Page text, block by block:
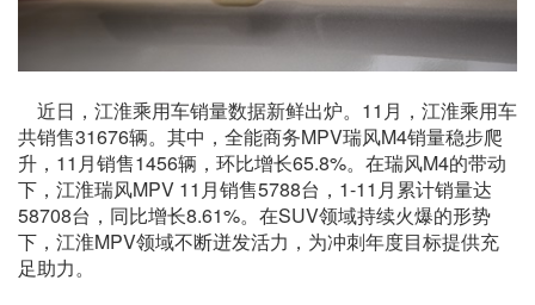
近日，江淮乘用车销量数据新鲜出炉。11月，江淮乘用车
共销售31676辆。其中，全能商务MPV瑞风M4销量稳步爬
升，11月销售1456辆，环比增长65.8%。在瑞风M4的带动
下，江淮瑞风MPV 11月销售5788台，1-11月累计销量达
58708台，同比增长8.61%。在SUV领域持续火爆的形势
下，江淮MPV领域不断迸发活力，为冲刺年度目标提供充
足助力。